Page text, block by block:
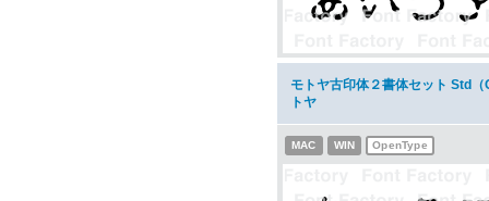
モトヤ古印体２書体セット Std
トヤ
MAC WIN OpenType